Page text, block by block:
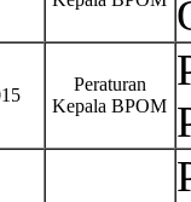
Peraturan
Kepala BPOM